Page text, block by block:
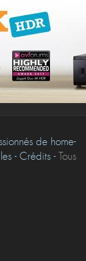
de home-
- Crédits -Tous